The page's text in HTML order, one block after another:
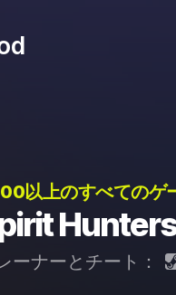
以上のすべてのゲ
ーナーとチート：